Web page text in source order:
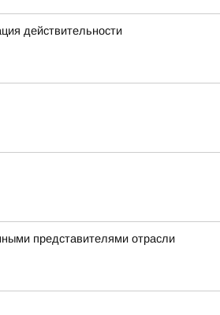
действительности
представителями отрасли